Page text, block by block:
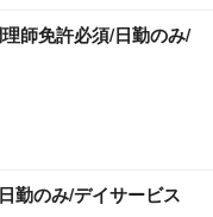
師免許必須/日勤のみ/
勤のみ/デイサービス